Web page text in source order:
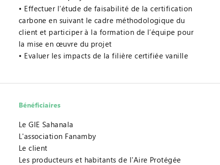
Effectuer l’étude de faisabilité de la certification
carbone en suivant le cadre méthodologique du
client et participer à la formation de l’équipe pour
la mise en œuvre du projet
Evaluer les impacts de la filière certifiée vanille
Bénéficiaires
Le GIE Sahanala
L'association Fanamby
Le client
Les producteurs et habitants de l'Aire Protégée